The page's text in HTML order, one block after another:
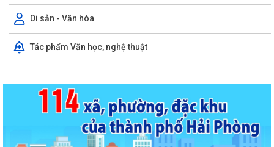
Di sản - Văn hóa
Tác phẩm Văn học, nghệ thuật